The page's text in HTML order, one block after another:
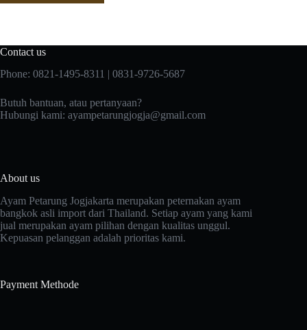
Contact us
Phone: 0821-1495-8311 | 0831-9726-5687
Butuh bantuan, atau pertanyaan?
Hubungi kami: ayampetarungjogja@gmail.com
About us
Ayam Petarung Jogjakarta merupakan peternakan ayam
bangkok asli import dari Thailand. Setiap ayam yang kami
jual merupakan ayam pilihan dengan kualitas unggul.
Kepuasan pelanggan adalah prioritas kami.
Payment Methode